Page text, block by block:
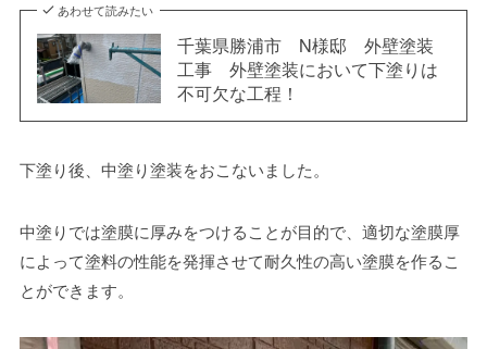
あわせて読みたい
千葉県勝浦市 N様邸 外壁塗装
工事 外壁塗装において下塗りは
不可欠な工程！
下塗り後、中塗り塗装をおこないました。
中塗りでは塗膜に厚みをつけることが目的で、適切な塗膜厚
によって塗料の性能を発揮させて耐久性の高い塗膜を作るこ
とができます。